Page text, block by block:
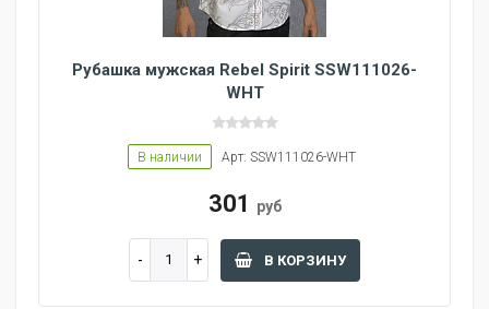
Рубашка мужская Rebel Spirit SSW111026-
WHT
В наличии Арт: SSW111026-WHT
301 руб
В КОРЗИНУ